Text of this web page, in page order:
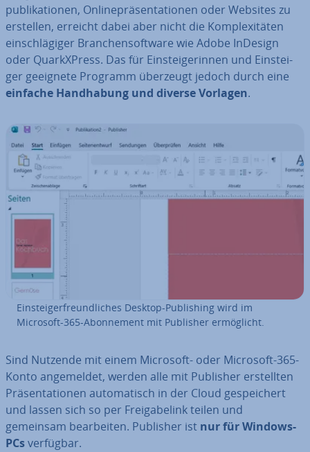
pu­bli­ka­tio­nen, On­line­prä­sen­ta­tio­nen oder Websites zu
erstellen, erreicht dabei aber nicht die Kom­ple­xi­tä­ten
ein­schlä­gi­ger Bran­chen­soft­ware wie Adobe InDesign
oder Quar­kX­Press. Das für Ein­stei­ge­rin­nen und Ein­stei­
ger geeignete Programm überzeugt jedoch durch eine
einfache Hand­ha­bung und diverse Vorlagen.
Ein­steig­er­freund­li­ches Desktop-Pu­bli­shing wird im
Microsoft-365-Abon­ne­ment mit Publisher er­mög­licht.
Sind Nutzende mit einem Microsoft- oder Microsoft-365-
Konto an­ge­mel­det, werden alle mit Publisher er­stell­ten
Prä­sen­ta­tio­nen au­to­ma­tisch in der Cloud ge­spei­chert
und lassen sich so per Frei­ga­be­l­ink teilen und
gemeinsam be­ar­bei­ten. Publisher ist nur für Windows-
PCsverfügbar.